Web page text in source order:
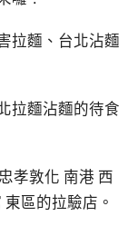
拉麵、台北沾麵
拉麵沾麵的待食
孝敦化 南港 西
區的拉驗店。